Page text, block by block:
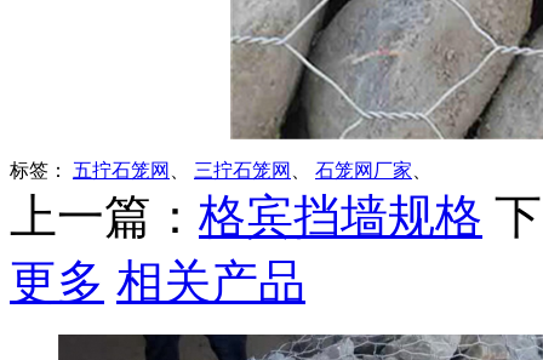
标签： 五拧石笼网 三拧石笼网 石笼网厂家
上一篇： 格宾挡墙规格
更多 相关产品